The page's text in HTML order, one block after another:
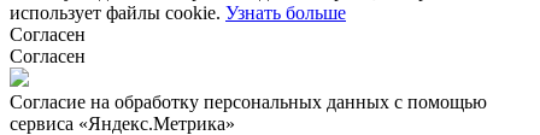
использует файлы cookie. Узнать больше
Согласен
Согласен
Согласие на обработку персональных данных с помощью
сервиса «Яндекс.Метрика»